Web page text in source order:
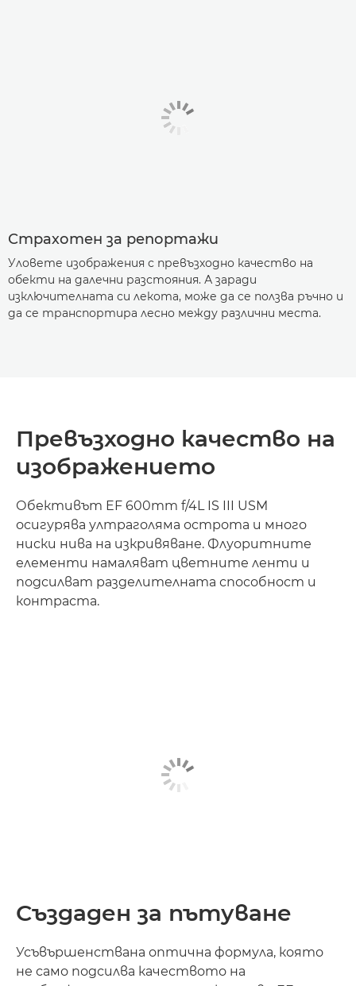
Страхотен за репортажи
Уловете изображения с превъзходно качество на
обекти на далечни разстояния. А заради
изключителната си лекота, може да се ползва ръчно и
да се транспортира лесно между различни места.
Превъзходно качество на
изображението
Обективът EF 600mm f/4L IS III USM
осигурява ултраголяма острота и много
ниски нива на изкривяване. Флуоритните
елементи намаляват цветните ленти и
подсилват разделителната способност и
контраста.
Създаден за пътуване
Усъвършенствана оптична формула, която
не само подсилва качеството на